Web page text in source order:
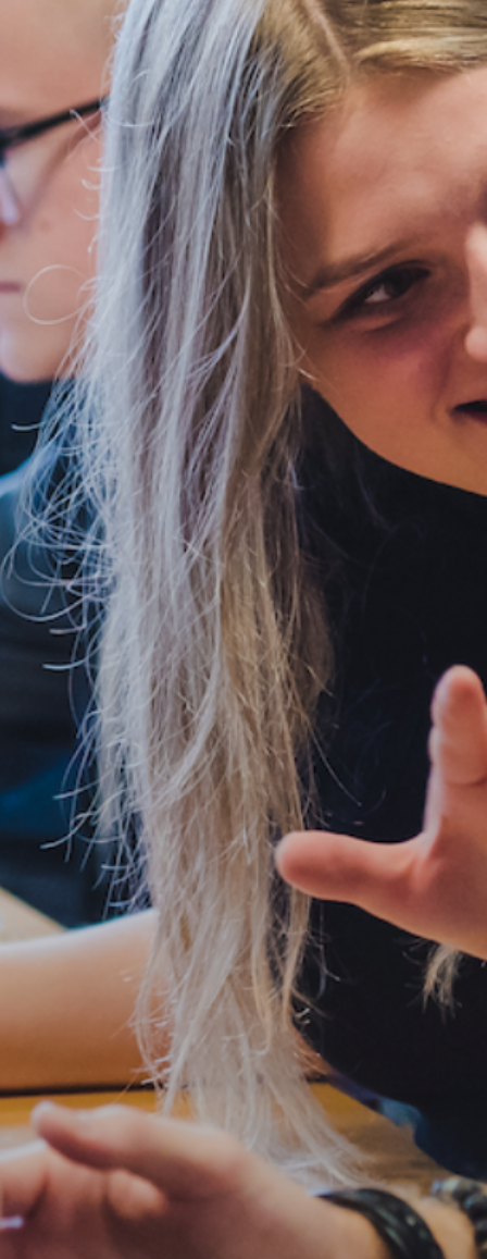
Software developer (BOL)
Maastricht, Sibemaweg
Niveau 4
Duur:4 jaar
Leerweg:
BOL
Sibemaweg
6224DC Maastricht
Telefoon:
088 - 001 50 00
E-mailadres: info@vistacollege.nl
Aanmelden voor deze locatie
Software developer (BOL)
Heerlen, Nieuw Eyckholt
Niveau:Niveau 4
Duur:4 jaar
Leerweg: BOL
Nieuw-Eyckholt
6419 DJ Heerlen
Telefoon:
088 - 001 50 00
E-mailadres:
info@vistacollege.nl
Aanmelden voor deze locatie